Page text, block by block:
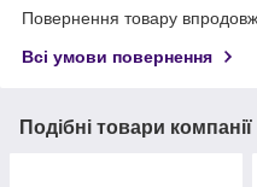
Повернення товару
Всі умови повернення
Подібні товари компанії